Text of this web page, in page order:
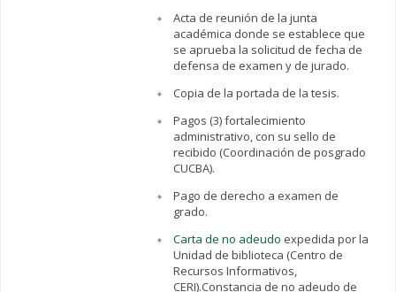
Acta de reunión de la junta
académica donde se establece que
se aprueba la solicitud de fecha de
defensa de examen y de jurado.
Copia de la portada de la tesis.
Pagos (3) fortalecimiento
administrativo, con su sello de
recibido (Coordinación de posgrado
CUCBA).
Pago de derecho a examen de
grado.
Carta de no adeudo expedida por la
Unidad de biblioteca (Centro de
Recursos Informativos,
CERI).Constancia de no adeudo de